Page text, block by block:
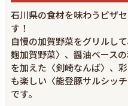
石川県の食材を味わうピザ
す！
自慢の加賀野菜をグリルし
麹加賀野菜〉、醤油ベース
を加えた〈剣崎なんば〉、
も楽しい〈能登豚サルシッ
です。